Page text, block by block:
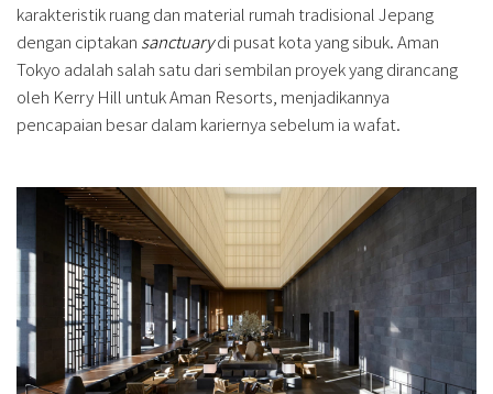
karakteristik ruang dan material rumah tradisional Jepang
dengan ciptakan sanctuarydi pusat kota yang sibuk. Aman
Tokyo adalah salah satu dari sembilan proyek yang dirancang
oleh Kerry Hill untuk Aman Resorts, menjadikannya
pencapaian besar dalam kariernya sebelum ia wafat.